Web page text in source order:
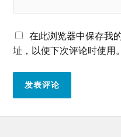
在此浏览器中保存我
址，以便下次评论时使用。